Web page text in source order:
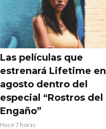
Las películas que
estrenará Lifetime en
agosto dentro del
especial “Rostros del
Engaño”
Hace 7 horas